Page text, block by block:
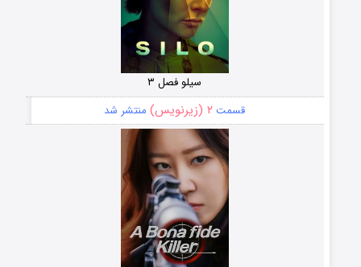
سیلو فصل ۳
قسمت ۲ (زیرنویس) منتشر شد